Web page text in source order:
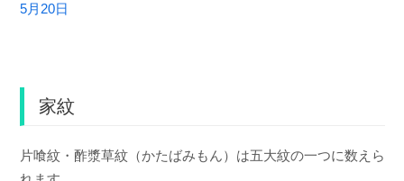
5月20日
家紋
片喰紋・酢漿草紋（かたばみもん）は五大紋の一つに数えら